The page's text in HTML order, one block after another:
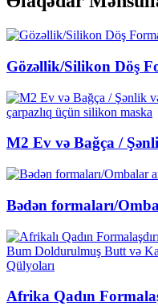
Gözəllik/Silikon Döş
M2 Ev və Bağça /
Bədən formaları/
Afrika Qadın